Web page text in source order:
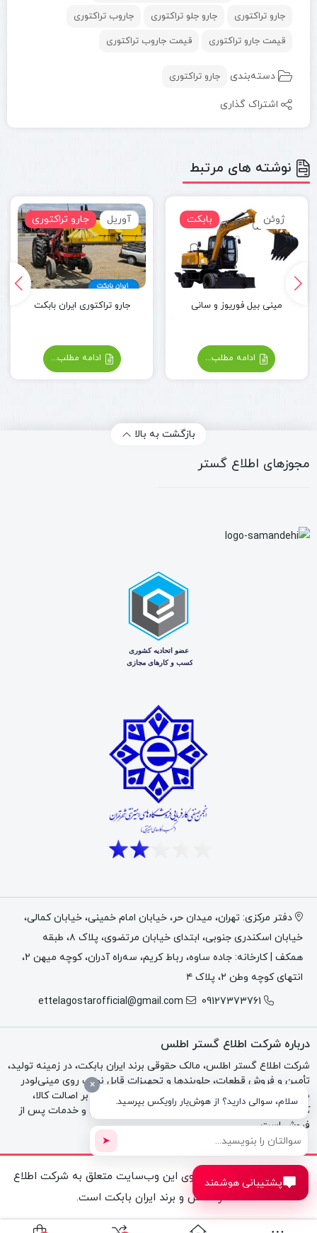
جارو تراکتوری
جارو جلو تراکتوری
جاروب تراکتوری
قیمت جارو تراکتوری
قیمت جاروب تراکتوری
دسته‌بندی جارو تراکتوری
اشتراک گذاری
نوشته های مرتبط
بابکت ژوئن
مینی بیل فوریوز و سانی
ادامه مطلب...
جارو تراکتوری آوریل
جارو تراکتوری ایران بابکت
ادامه مطلب...
بازگشت به بالا
مجوزهای اطلاع گستر
دفتر مرکزی: تهران، میدان حر، خیابان امام خمینی، خیابان کمالی،
خیابان اسکندری جنوبی، ابتدای خیابان مرتضوی، پلاک ۸، طبقه
همکف | کارخانه: جاده ساوه، رباط کریم، سه‌راه آدران، کوچه میهن ۲،
انتهای کوچه وطن ۲، پلاک ۴
09127373761
ettelagostarofficial@gmail.com
درباره شرکت اطلاع گستر اطلس
شرکت اطلاع گستر اطلس، مالک حقوقی برند ایران بابکت، در زمینه تولید،
تأمین و فروش قطعات، جلوبندها و تجهیزات قابل نصب روی مینی‌لودر
بابکت، تراکتور و بکهو فعالیت می‌کند. تمرکز مجموعه بر اصالت کالا،
کیفیت فنی، مشاوره تخصصی، فاکتور رسمی، گارانتی و خدمات پس از
فروش است.
تمامی حقوق مادی و معنوی این وب‌سایت متعلق به شرکت اطلاع
گستر اطلس و برند ایران بابکت است.
پشتیبانی هوشمند
×
سلام، سوالی دارید؟ از هوش‌یار راویکس بپرسید.
➤